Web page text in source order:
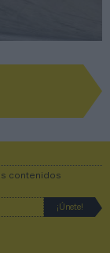
contenidos